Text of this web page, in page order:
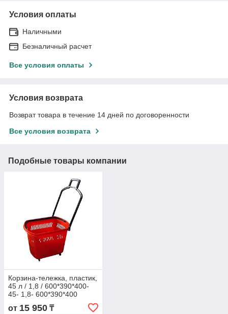
Условия оплаты
Наличными
Безналичный расчет
Все условия оплаты
Условия возврата
Возврат товара в течение 14 дней по договоренности
Все условия возврата
Подобные товары компании
Корзина-тележка, пластик,
45 л / 1,8 / 600*390*400-
45- 1,8- 600*390*400
от 15 950 ₸